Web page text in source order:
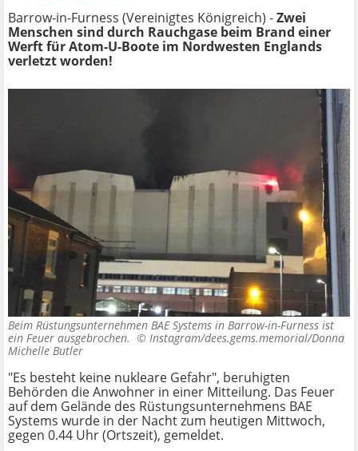
Barrow-in-Furness (Vereinigtes Königreich) -Zwei
Menschen sind durch Rauchgase beim Brand einer
Werft für Atom-U-Boote im Nordwesten Englands
verletzt worden!
Beim Rüstungsunternehmen BAE Systems in Barrow-in-Furness ist
ein Feuer ausgebrochen. © Instagram/dees.gems.memorial/Donna
Michelle Butler
"Es besteht keine nukleare Gefahr", beruhigten
Behörden die Anwohner in einer Mitteilung. Das Feuer
auf dem Gelände des Rüstungsunternehmens BAE
Systems wurde in der Nacht zum heutigen Mittwoch,
gegen 0.44 Uhr (Ortszeit), gemeldet.